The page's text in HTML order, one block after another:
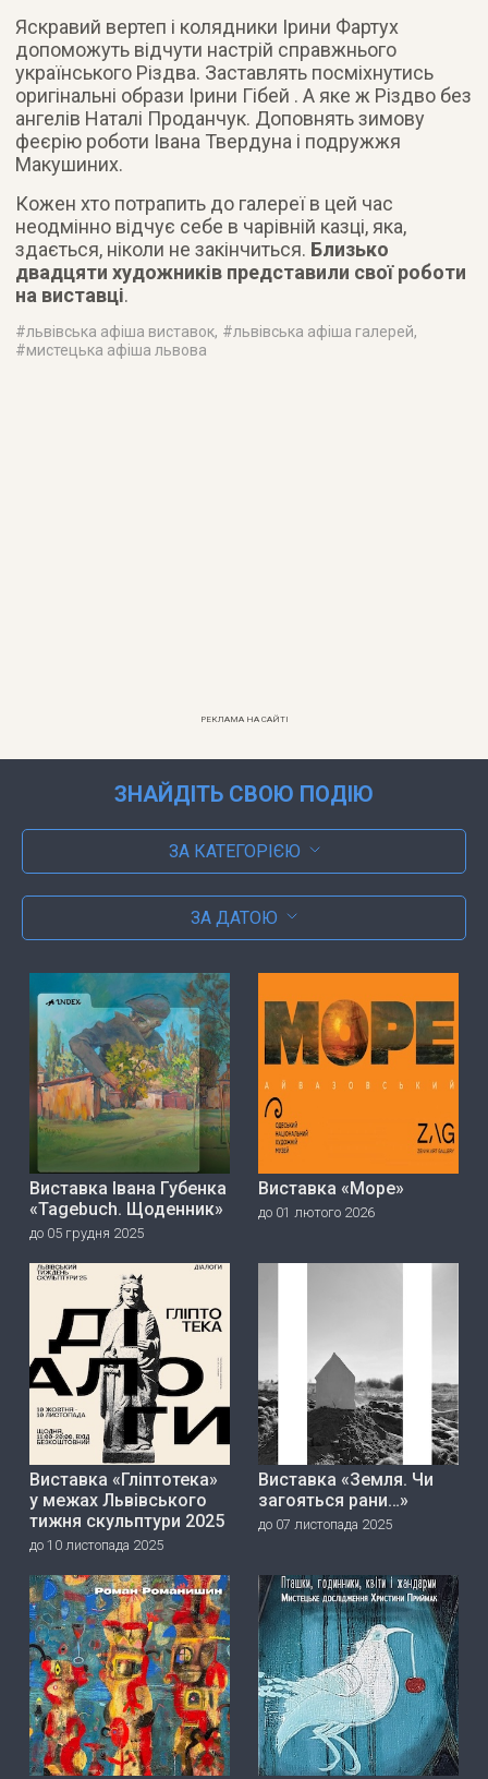
Яскравий вертеп і колядники Ірини Фартух
допоможуть відчути настрій справжнього
українського Різдва. Заставлять посміхнутись
оригінальні образи Ірини Гібей . А яке ж Різдво без
ангелів Наталі Проданчук. Доповнять зимову
феєрію роботи Івана Твердуна і подружжя
Макушиних.
Кожен хто потрапить до галереї в цей час
неодмінно відчує себе в чарівній казці, яка,
здається, ніколи не закінчиться. Близько
двадцяти художників представили свої роботи
на виставці.
#львівська афіша виставок, #львівська афіша галерей,
#мистецька афіша львова
РЕКЛАМА НА САЙТІ
ЗНАЙДІТЬ СВОЮ ПОДІЮ
ЗА КАТЕГОРІЄЮ
ЗА ДАТОЮ
Виставка Івана Губенка
«Tagebuch. Щоденник»
до 05 грудня 2025
Виставка «Море»
до 01 лютого 2026
Виставка «Гліптотека»
у межах Львівського
тижня скульптури 2025
до 10 листопада 2025
Виставка «Земля. Чи
загояться рани…»
до 07 листопада 2025